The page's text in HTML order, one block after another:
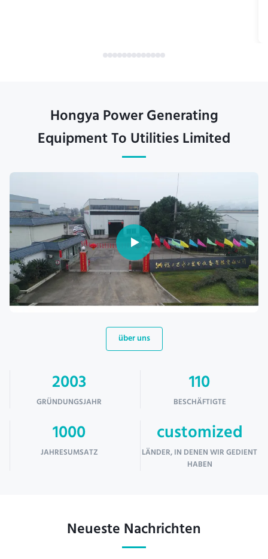
Hongya Power Generating
Equipment To Utilities Limited
über uns
2003
GRÜNDUNGSJAHR
110
BESCHÄFTIGTE
1000
JAHRESUMSATZ
customized
LÄNDER, IN DENEN WIR GEDIENT
HABEN
Neueste Nachrichten